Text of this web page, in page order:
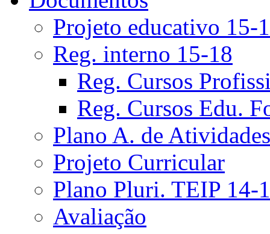
Projeto educativo 15-
Reg. interno 15-18
Reg. Cursos
Reg. Cursos Edu.
Plano A. de Atividades
Projeto Curricular
Plano Pluri. TEIP 14-
Avaliação